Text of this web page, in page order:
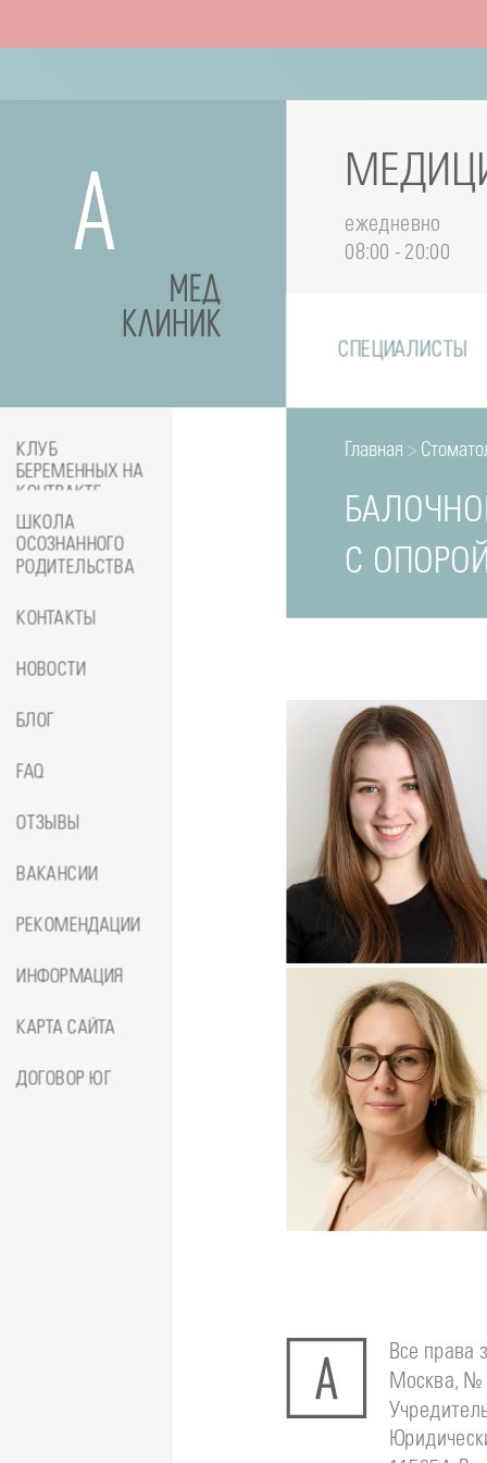
ежедневно
08:00 - 20:00
СПЕЦИАЛИСТЫ
КЛУБ
БЕРЕМЕННЫХ НА
КОНТРАКТЕ
ШКОЛА
ОСОЗНАННОГО
РОДИТЕЛЬСТВА
КОНТАКТЫ
НОВОСТИ
БЛОГ
FAQ
ОТЗЫВЫ
ВАКАНСИИ
РЕКОМЕНДАЦИИ
ИНФОРМАЦИЯ
КАРТА САЙТА
ДОГОВОР ЮГ
Главная >
С
Подробнее
Амина
Стоматолог-ортопед
Подробнеео
Стоматолог-ортодонт
Все права
Москва, №